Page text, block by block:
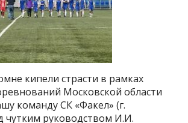
кипели страсти в рамках
Московской области
команду СК «Факел» (г.
чутким руководством И.И.